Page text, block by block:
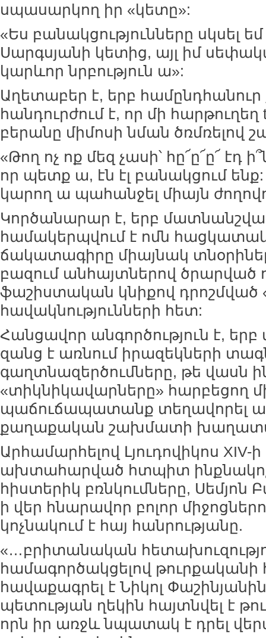
սպասարկող իր «կետը»:
«Ես բանակցությունները սկսել
Սարգսյանի կետից, այլ իմ
կարևոր նրբություն ա»:
Աղետաբեր է, երբ
հանդուրժում է, որ մի հարթուղեղ
բերանը միմոսի նման ծռմռելով
«Թող ոչ ոք մեզ չասի՝ հը՜ը՜ը՜ էդ
որ պետք ա, էն էլ բանակցում
կարող ա պահանջել միայն
Կործանարար է, երբ
համակերպվում է ոմն
ճակատագիրը միայնակ
բազում անհայտներով ծրարված
ֆաշիստական կնիքով
հավակնությունների հետ:
Հանցավոր անգործություն է, երբ
զանց է առնում իրազեկների
գաղտնազերծումները, թե վասն
«տիկնիկավարները» հարբեցող
պաճուճապատանք տեղավորել
քաղաքական շախմատի
Արհամարհելով Լյուդովիկոս XIV-
ախտահարված հտպիտ
հիստերիկ բռնկումները, Սեմյոն
ի վեր հնարավոր բոլոր
կոչնակում է հայ հանրությանը.
«…բրիտանական
համագործակցելով թուրքականի
հավաքագրել է Նիկոլ
պետության ղեկին հայտնվել է
որն իր առջև նպատակ է դրել